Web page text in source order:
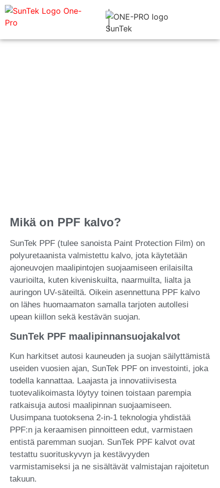
Mikä on PPF kalvo?
SunTek PPF (tulee sanoista Paint Protection Film) on
polyuretaanista valmistettu kalvo, jota käytetään
ajoneuvojen maalipintojen suojaamiseen erilaisilta
vaurioilta, kuten kiveniskuilta, naarmuilta, lialta ja
auringon UV-säteiltä. Oikein asennettuna PPF kalvo
on lähes huomaamaton samalla tarjoten autollesi
upean kiillon sekä kestävän suojan.
SunTek PPF maalipinnansuojakalvot
Kun harkitset autosi kauneuden ja suojan säilyttämistä
useiden vuosien ajan, SunTek PPF on investointi, joka
todella kannattaa. Laajasta ja innovatiivisesta
tuotevalikoimasta löytyy toinen toistaan parempia
ratkaisuja autosi maalipinnan suojaamiseen.
Uusimpana tuotoksena 2-in-1 teknologia yhdistää
PPF:n ja keraamisen pinnoitteen edut, varmistaen
entistä paremman suojan. SunTek PPF kalvot ovat
testattu suorituskyvyn ja kestävyyden
varmistamiseksi ja ne sisältävät valmistajan rajoitetun
takuun.